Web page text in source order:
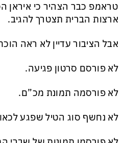
טראמפ כבר הצהיר כי איראן
ארצות הברית תצטרך להגיב.
אבל הציבור עדיין לא ראה
לא פורסם סרטון פגיעה.
לא פורסמה תמונת מכ”ם.
לא נחשף סוג הטיל שפגע